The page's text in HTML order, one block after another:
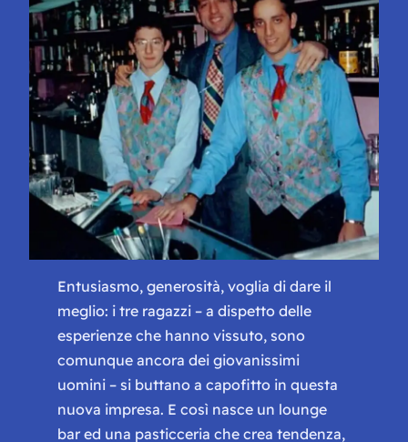
Entusiasmo, generosità, voglia di dare il
meglio: i tre ragazzi – a dispetto delle
esperienze che hanno vissuto, sono
comunque ancora dei giovanissimi
uomini – si buttano a capofitto in questa
nuova impresa. E così nasce un lounge
bar ed una pasticceria che crea tendenza,